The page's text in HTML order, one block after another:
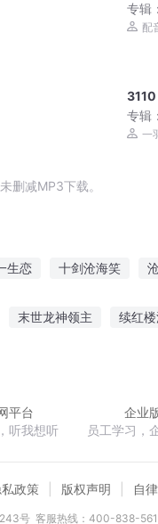
专辑
多人
配
3110
专辑
侠 |一
删减MP3下载。
生恋 十剑沧海笑
末世龙神领主 续红
平台
听我想听
企业
员工学习，
政策 版权声明 自
号 客服热线：400-838-